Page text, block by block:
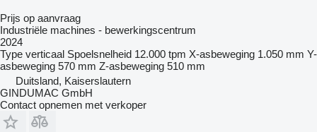
Prijs op aanvraag
Industriële machines - bewerkingscentrum
2024
Type verticaal Spoelsnelheid 12.000 tpm X-asbeweging 1.050 mm Y-
asbeweging 570 mm Z-asbeweging 510 mm
Duitsland, Kaiserslautern
GINDUMAC GmbH
Contact opnemen met verkoper